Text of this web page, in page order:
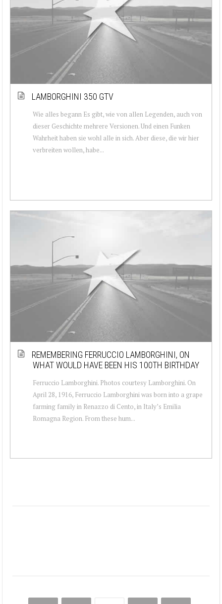
LAMBORGHINI 350 GTV
Wie alles begann Es gibt, wie von allen Legenden, auch von
dieser Geschichte mehrere Versionen. Und einen Funken
Wahrheit haben sie wohl alle in sich. Aber diese, die wir hier
verbreiten wollen, habe...
REMEMBERING FERRUCCIO LAMBORGHINI, ON
WHAT WOULD HAVE BEEN HIS 100TH BIRTHDAY
Ferruccio Lamborghini. Photos courtesy Lamborghini. On
April 28, 1916, Ferruccio Lamborghini was born into a grape
farming family in Renazzo di Cento, in Italy’s Emilia
Romagna Region. From these hum...